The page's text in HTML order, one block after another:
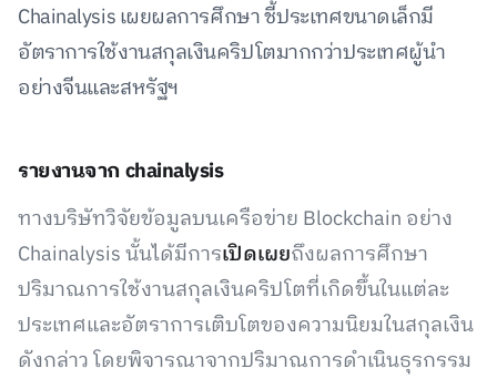
Chainalysis เผยผลการศึกษา ชี้ประเทศขนาดเล็กมี
อัตราการใช้งานสกุลเงินคริปโตมากกว่าประเทศผู้นำ
อย่างจีนและสหรัฐฯ
รายงานจาก chainalysis
ทางบริษัทวิจัยข้อมูลบนเครือข่าย Blockchain อย่าง
Chainalysis นั้นได้มีการเปิดเผยถึงผลการศึกษา
ปริมาณการใช้งานสกุลเงินคริปโตที่เกิดขึ้นในแต่ละ
ประเทศและอัตราการเติบโตของความนิยมในสกุลเงิน
ดังกล่าว โดยพิจารณาจากปริมาณการดำเนินธุรกรรม